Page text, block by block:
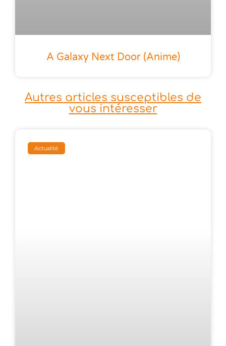
A Galaxy Next Door (anime)
Autres articles susceptibles de
vous intéresser
Actualité